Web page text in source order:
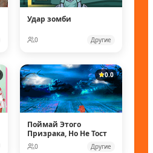
Удар зомби
0 Другие
0.0
Поймай Этого
Призрака, Но Не Тост
0 Другие